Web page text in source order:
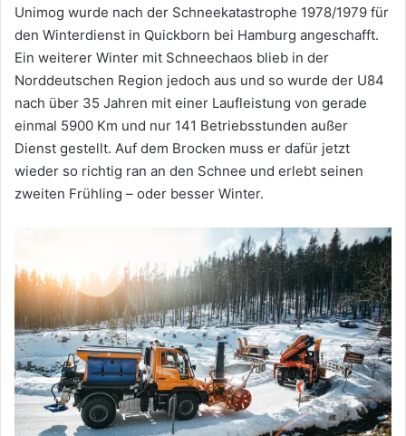
Unimog wurde nach der Schneekatastrophe 1978/1979 für
den Winterdienst in Quickborn bei Hamburg angeschafft.
Ein weiterer Winter mit Schneechaos blieb in der
Norddeutschen Region jedoch aus und so wurde der U84
nach über 35 Jahren mit einer Laufleistung von gerade
einmal 5900 Km und nur 141 Betriebsstunden außer
Dienst gestellt. Auf dem Brocken muss er dafür jetzt
wieder so richtig ran an den Schnee und erlebt seinen
zweiten Frühling – oder besser Winter.